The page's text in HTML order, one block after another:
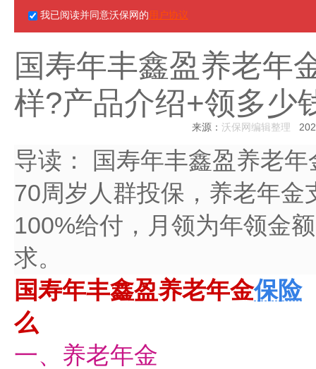
我已阅读并同意沃保网的 用户协议
国寿年丰鑫盈养老年
样?产品介绍+领多少
来源： 沃保网编辑整理
导读：
国寿年丰鑫盈养老
70周岁人群投保，养老年
100%给付，月领为年领金
求。
国寿年丰鑫盈养老年金保险
么
一、养老年金